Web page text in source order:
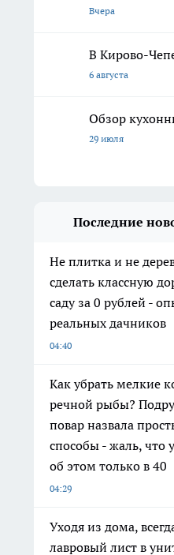
Вчера
В Кирово-
6 августа
Обзор
29 июля
Последние
Не плитка и не
сделать классную
саду за 0 рублей -
реальных дачников
04:40
Как убрать мелкие
речной рыбы?
повар назвала
способы - жаль, что
об этом только в 40
04:29
Уходя из дома,
лавровый лист в